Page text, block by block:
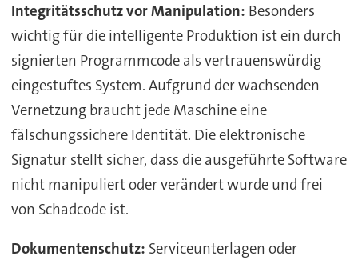
Integritätsschutz vor Manipulation: Besonders
wichtig für die intelligente Produktion ist ein durch
signierten Programmcode als vertrauenswürdig
eingestuftes System. Aufgrund der wachsenden
Vernetzung braucht jede Maschine eine
fälschungssichere Identität. Die elektronische
Signatur stellt sicher, dass die ausgeführte Software
nicht manipuliert oder verändert wurde und frei
von Schadcode ist.
Dokumentenschutz: Serviceunterlagen oder